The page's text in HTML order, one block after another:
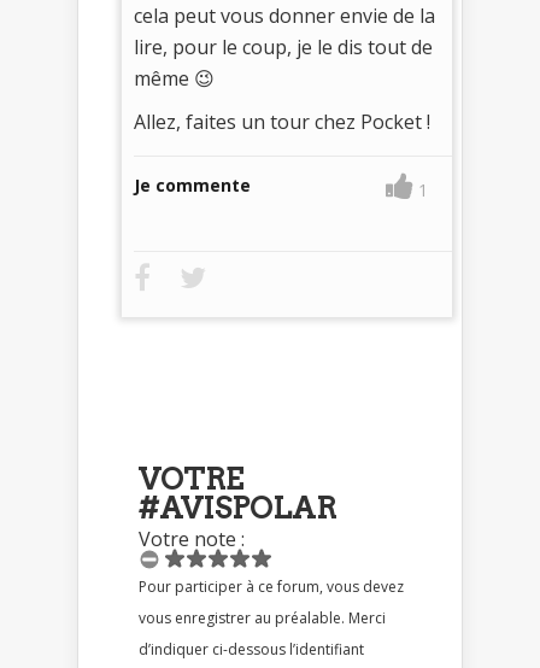
cela peut vous donner envie de la
lire, pour le coup, je le dis tout de
même 😉
Allez, faites un tour chez Pocket !
Je commente 1
VOTRE
#AVISPOLAR
Votre note :
Pour participer à ce forum, vous devez
vous enregistrer au préalable. Merci
d’indiquer ci-dessous l’identifiant